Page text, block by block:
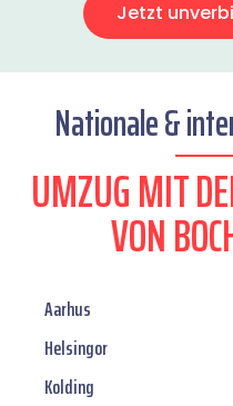
Jetzt
Nationale &
UMZUG MIT
VON
Aarhus
Helsingor
Kolding